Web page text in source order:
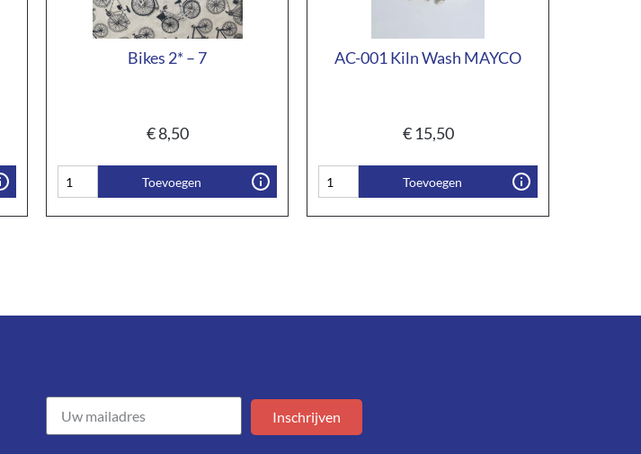
Bikes 2* – 7
€8,50
Toevoegen
AC-001 Kiln Wash MAYCO
€15,50
Toevoegen
Inschrijven